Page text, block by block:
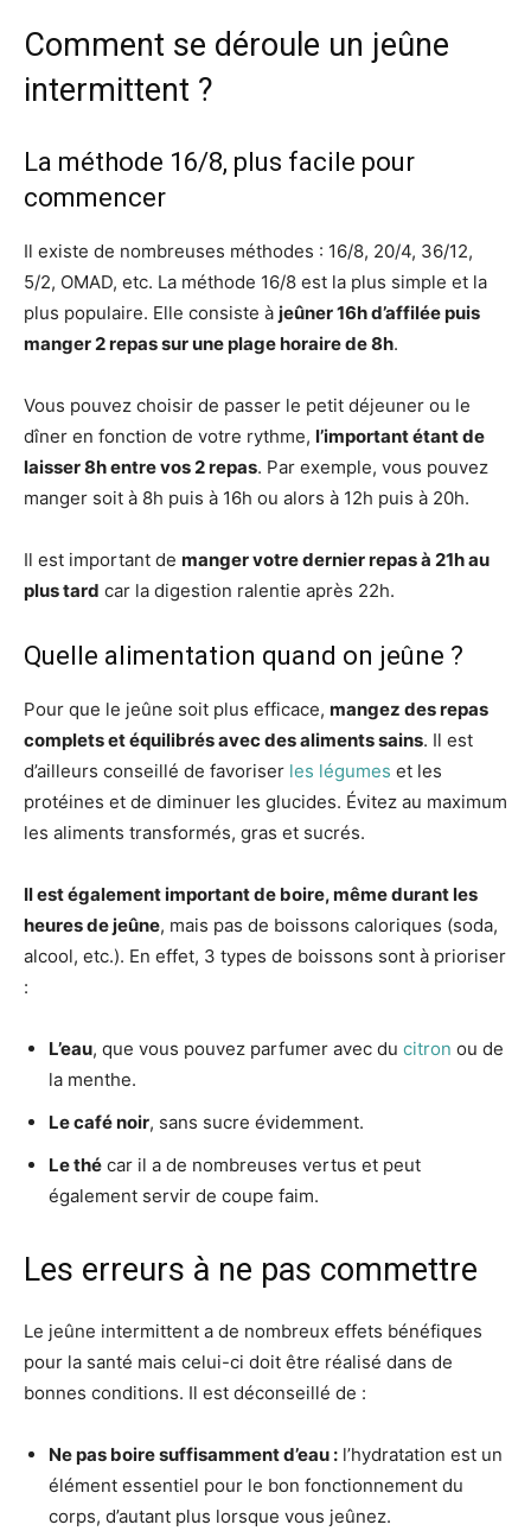
Comment se déroule un jeûne
intermittent ?
La méthode 16/8, plus facile pour
commencer
Il existe de nombreuses méthodes : 16/8, 20/4, 36/12,
5/2, OMAD, etc. La méthode 16/8 est la plus simple et la
plus populaire. Elle consiste à jeûner 16h d’affilée puis
manger 2 repas sur une plage horaire de 8h.
Vous pouvez choisir de passer le petit déjeuner ou le
dîner en fonction de votre rythme, l’important étant de
laisser 8h entre vos 2 repas. Par exemple, vous pouvez
manger soit à 8h puis à 16h ou alors à 12h puis à 20h.
Il est important de manger votre dernier repas à 21h au
plus tard car la digestion ralentie après 22h.
Quelle alimentation quand on jeûne ?
Pour que le jeûne soit plus efficace, mangez des repas
complets et équilibrés avec des aliments sains. Il est
d’ailleurs conseillé de favoriser les légumes et les
protéines et de diminuer les glucides. Évitez au maximum
les aliments transformés, gras et sucrés.
Il est également important de boire, même durant les
heures de jeûne, mais pas de boissons caloriques (soda,
alcool, etc.). En effet, 3 types de boissons sont à prioriser
:
L’eau, que vous pouvez parfumer avec du citron ou de
la menthe.
Le café noir, sans sucre évidemment.
Le thé car il a de nombreuses vertus et peut
également servir de coupe faim.
Les erreurs à ne pas commettre
Le jeûne intermittent a de nombreux effets bénéfiques
pour la santé mais celui-ci doit être réalisé dans de
bonnes conditions. Il est déconseillé de :
Ne pas boire suffisamment d’eau : l’hydratation est un
élément essentiel pour le bon fonctionnement du
corps, d’autant plus lorsque vous jeûnez.